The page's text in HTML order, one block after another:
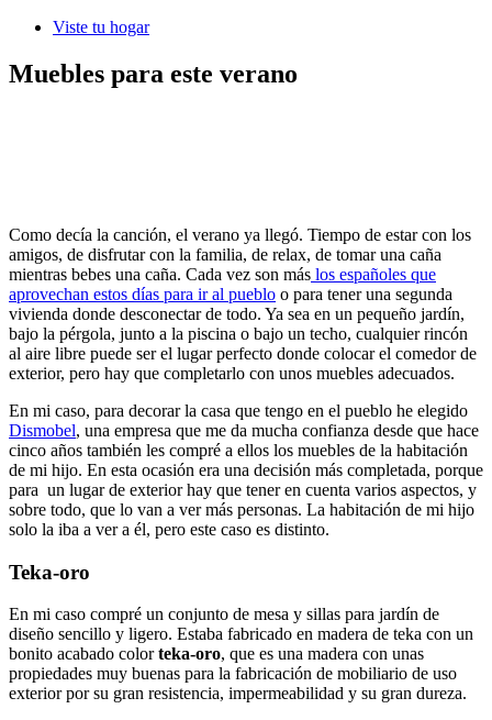
Viste tu hogar
Muebles para este verano
Como decía la canción, el verano ya llegó. Tiempo de estar con los
amigos, de disfrutar con la familia, de relax, de tomar una caña
mientras bebes una caña. Cada vez son más los españoles que
aprovechan estos días para ir al pueblo o para tener una segunda
vivienda donde desconectar de todo. Ya sea en un pequeño jardín,
bajo la pérgola, junto a la piscina o bajo un techo, cualquier rincón
al aire libre puede ser el lugar perfecto donde colocar el comedor de
exterior, pero hay que completarlo con unos muebles adecuados.
En mi caso, para decorar la casa que tengo en el pueblo he elegido
Dismobel, una empresa que me da mucha confianza desde que hace
cinco años también les compré a ellos los muebles de la habitación
de mi hijo. En esta ocasión era una decisión más completada, porque
para un lugar de exterior hay que tener en cuenta varios aspectos, y
sobre todo, que lo van a ver más personas. La habitación de mi hijo
solo la iba a ver a él, pero este caso es distinto.
Teka-oro
En mi caso compré un conjunto de mesa y sillas para jardín de
diseño sencillo y ligero. Estaba fabricado en madera de teka con un
bonito acabado colorteka-oro, que es una madera con unas
propiedades muy buenas para la fabricación de mobiliario de uso
exterior por su gran resistencia, impermeabilidad y su gran dureza.